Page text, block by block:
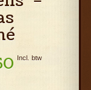
Incl. btw